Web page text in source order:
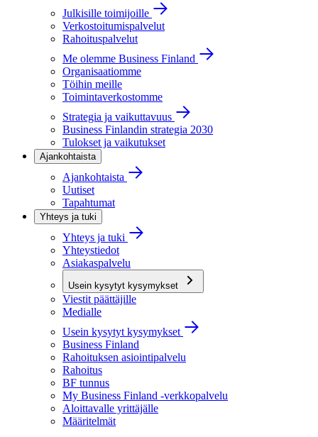
Julkisille toimijoille
Verkostoitumispalvelut
Rahoituspalvelut
Me olemme Business Finland
Organisaatiomme
Töihin meille
Toimintaverkostomme
Strategia ja vaikuttavuus
Business Finlandin strategia 2030
Tulokset ja vaikutukset
Ajankohtaista
Ajankohtaista
Uutiset
Tapahtumat
Yhteys ja tuki
Yhteys ja tuki
Yhteystiedot
Asiakaspalvelu
Usein kysytyt kysymykset
Viestit päättäjille
Medialle
Usein kysytyt kysymykset
Business Finland
Rahoituksen asiointipalvelu
Rahoitus
BF tunnus
My Business Finland -verkkopalvelu
Aloittavalle yrittäjälle
Määritelmät